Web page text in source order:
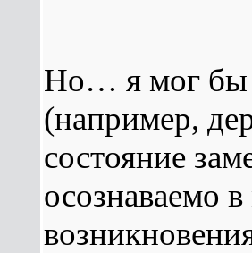
Но… я мог бы
(например,
состояние
осознаваемо